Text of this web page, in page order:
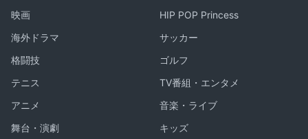
映画
HIP POP Princess
海外ドラマ
サッカー
格闘技
ゴルフ
テニス
TV番組・エンタメ
アニメ
音楽・ライブ
舞台・演劇
キッズ